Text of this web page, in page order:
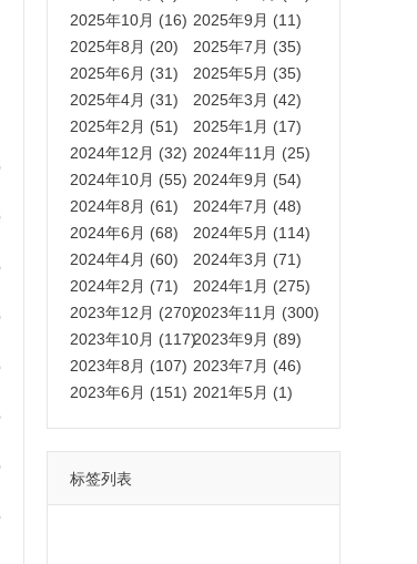
2025年10月 (16) 2025年9月 (11)
2025年8月 (20)
2025年7月 (35)
2025年6月 (31)
2025年5月 (35)
2025年4月 (31)
2025年3月 (42)
2025年2月 (51)
2025年1月 (17)
2024年12月 (32) 2024年11月 (25)
2024年10月 (55) 2024年9月 (54)
2024年8月 (61)
2024年7月 (48)
2024年6月 (68)
2024年5月 (114)
2024年4月 (60)
2024年3月 (71)
2024年2月 (71)
2024年1月 (275)
2023年12月 (270)2023年11月 (300)
2023年10月 (117)2023年9月 (89)
2023年8月 (107) 2023年7月 (46)
2023年6月 (151) 2021年5月 (1)
标签列表